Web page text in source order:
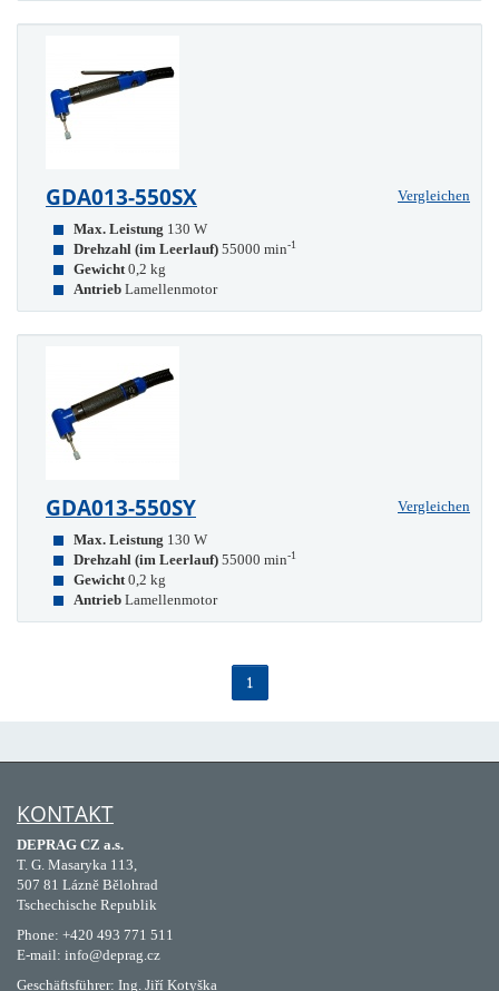
GDA013-550SX
Vergleichen
Max. Leistung 130 W
Drehzahl (im Leerlauf) 55000 min-1
Gewicht 0,2 kg
Antrieb Lamellenmotor
GDA013-550SY
Vergleichen
Max. Leistung 130 W
Drehzahl (im Leerlauf) 55000 min-1
Gewicht 0,2 kg
Antrieb Lamellenmotor
1
KONTAKT
DEPRAG CZ a.s.
T. G. Masaryka 113,
507 81 Lázně Bělohrad
Tschechische Republik
Phone: +420 493 771 511
E-mail: info@deprag.cz
Geschäftsführer: Ing. Jiří Kotyška